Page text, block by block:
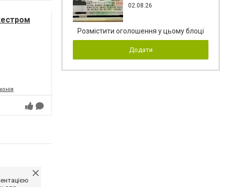
02.08.26
Розмістити оголошення у цьому блоці
Додати